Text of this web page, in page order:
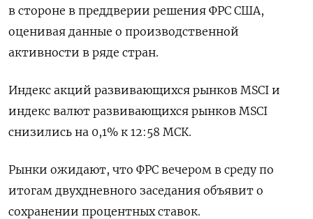
в стороне в преддверии решения ФРС США,
оценивая данные о производственной
активности в ряде стран.
Индекс акций развивающихся рынков MSCI и
индекс валют развивающихся рынков MSCI
снизились на 0,1% к 12:58 МСК.
Рынки ожидают, что ФРС вечером в среду по
итогам двухдневного заседания объявит о
сохранении процентных ставок.